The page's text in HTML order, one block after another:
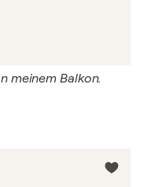
meinem Balkon.